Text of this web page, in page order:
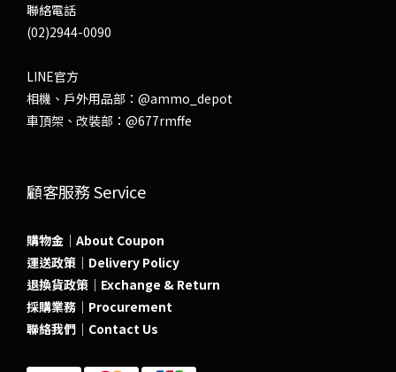
聯絡電話
(02)2944-0090
LINE官方
相機、戶外用品部： @ammo_depot
車頂架、改裝部： @677rmffe
顧客服務 Service
購物金｜About Coupon
運送政策｜Delivery Policy
退換貨政策｜Exchange & Return
採購業務｜Procurement
聯絡我們｜Contact Us